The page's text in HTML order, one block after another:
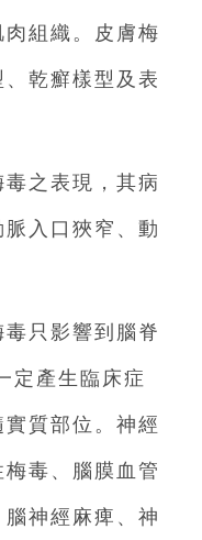
組織。皮膚梅
乾癬樣型及表
之表現，其病
入口狹窄、動
只影響到腦脊
定產生臨床症
質部位。神經
毒、腦膜血管
神經麻痺、神